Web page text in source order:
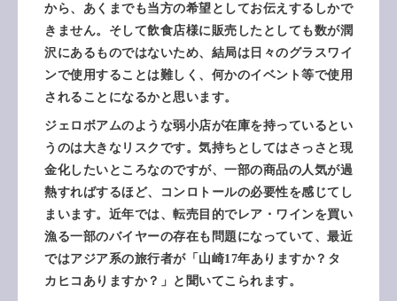
から、あくまでも当方の希望としてお伝えするしかで
きません。そして飲食店様に販売したとしても数が潤
沢にあるものではないため、結局は日々のグラスワイ
ンで使用することは難しく、何かのイベント等で使用
されることになるかと思います。
ジェロボアムのような弱小店が在庫を持っているとい
うのは大きなリスクです。気持ちとしてはさっさと現
金化したいところなのですが、一部の商品の人気が過
熱すればするほど、コンロトールの必要性を感じてし
まいます。近年では、転売目的でレア・ワインを買い
漁る一部のバイヤーの存在も問題になっていて、最近
ではアジア系の旅行者が「山崎17年ありますか？ タ
カヒコありますか？ 」と聞いてこられます。